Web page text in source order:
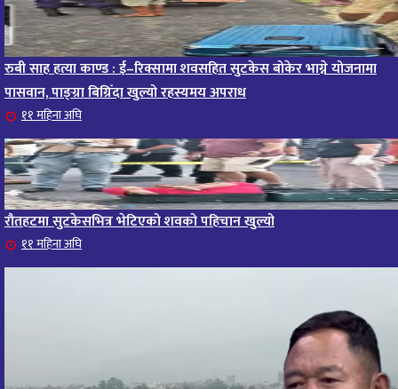
रुबी साह हत्या काण्ड : ई–रिक्सामा शवसहित सुटकेस बोकेर भाग्ने योजनामा
पासवान, पाङ्ग्रा बिग्रिँदा खुल्यो रहस्यमय अपराध
११ महिना अघि
रौतहटमा सुटकेसभित्र भेटिएको शवको पहिचान खुल्यो
११ महिना अघि